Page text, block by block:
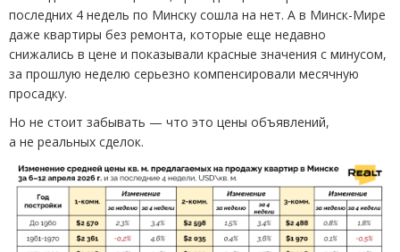
последних 4 недель по Минску сошла на нет. А в Минск-Мире
даже квартиры без ремонта, которые еще недавно
снижались в цене и показывали красные значения с минусом,
за прошлую неделю серьезно компенсировали месячную
просадку.
Но не стоит забывать — что это цены объявлений,
а не реальных сделок.